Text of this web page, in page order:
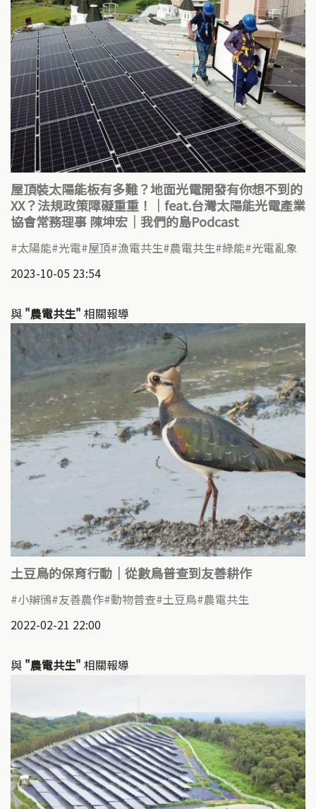
屋頂裝太陽能板有多難？地面光電開發有你想不到的
XX？法規政策障礙重重！｜feat.台灣太陽能光電產業
協會常務理事 陳坤宏｜我們的島Podcast
太陽能 光電 屋頂 漁電共生 農電共生 綠能 光電亂象
2023-10-05 23:54
與 "農電共生" 相關報導
土豆鳥的保育行動│從數鳥普查到友善耕作
小辮鴴 友善農作 動物普查 土豆鳥 農電共生
2022-02-21 22:00
與 "農電共生" 相關報導